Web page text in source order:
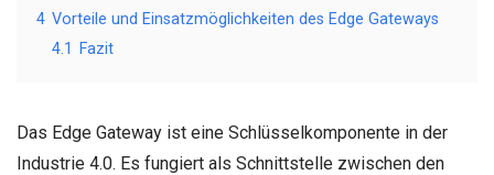
4 Vorteile und Einsatzmöglichkeiten des Edge Gateways
4.1
Fazit
Das Edge Gateway ist eine Schlüsselkomponente in der
Industrie 4.0. Es fungiert als Schnittstelle zwischen den